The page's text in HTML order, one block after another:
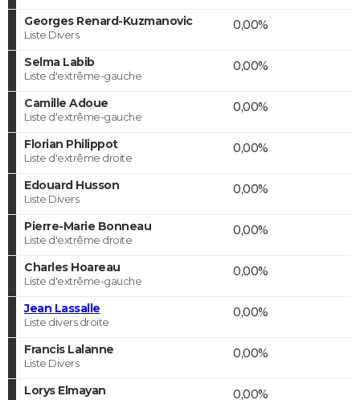
Georges Renard-Kuzmanovic
Liste Divers
0,00%
Selma Labib
Liste d'extrême-gauche
0,00%
Camille Adoue
Liste d'extrême-gauche
0,00%
Florian Philippot
Liste d'extrême droite
0,00%
Edouard Husson
Liste Divers
0,00%
Pierre-Marie Bonneau
Liste d'extrême droite
0,00%
Charles Hoareau
Liste d'extrême-gauche
0,00%
Jean Lassalle
Liste divers droite
0,00%
Francis Lalanne
Liste Divers
0,00%
Lorys Elmayan 0,00%